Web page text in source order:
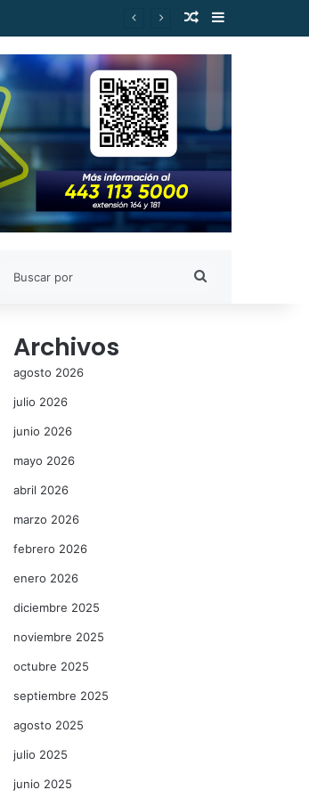
Publicación al
Barra lateral
Archivos
agosto 2026
julio 2026
junio 2026
mayo 2026
abril 2026
marzo 2026
febrero 2026
enero 2026
diciembre 2025
noviembre 2025
octubre 2025
septiembre 2025
agosto 2025
julio 2025
junio 2025